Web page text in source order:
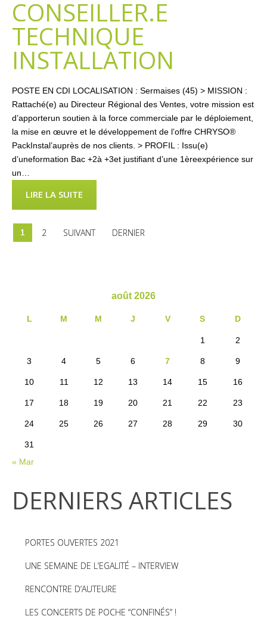
CONSEILLER.E
TECHNIQUE
INSTALLATION
POSTE EN CDI LOCALISATION : Sermaises (45) > MISSION :
Rattaché(e) au Directeur Régional des Ventes, votre mission est
d’apporterun soutien à la force commerciale par le déploiement,
la mise en œuvre et le développement de l’offre CHRYSO®
PackInstal’auprès de nos clients. > PROFIL : Issu(e)
d’uneformation Bac +2à +3et justifiant d’une 1èreexpérience sur
un…
LIRE LA SUITE
1 2 SUIVANT DERNIER
août 2026
L M M J V S D
1 2
3 4 5 6 7 8 9
10 11 12 13 14 15 16
17 18 19 20 21 22 23
24 25 26 27 28 29 30
31
« Mar
DERNIERS ARTICLES
PORTES OUVERTES 2021
UNE SEMAINE DE L’EGALITÉ – INTERVIEW
RENCONTRE D’AUTEURE
LES CONCERTS DE POCHE “CONFINÉS” !